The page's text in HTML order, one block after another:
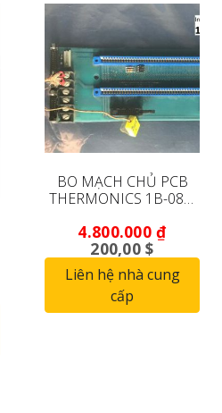
BO MẠCH CHỦ PCB
THERMONICS 1B-084-
VIỆC*
4.800.000₫
200,00 $
Liên hệ nhà cung
cấp